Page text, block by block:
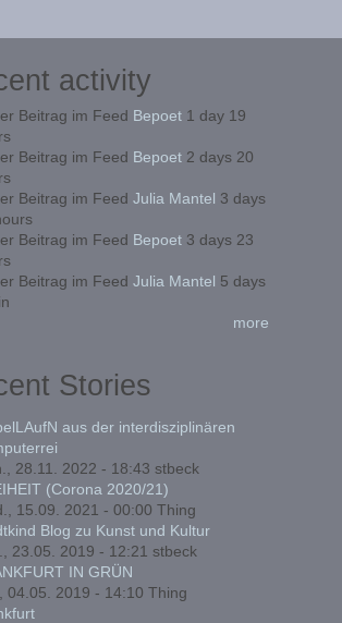
activity
Beitrag im Feed Bepoet1 day 19
Beitrag im Feed Bepoet2 days 20
Beitrag im Feed Julia Mantel 3 days
Beitrag im Feed Bepoet3 days 23
Beitrag im Feed Julia Mantel 5 days
more
Stories
aus der interdisziplinären
28.11. 2022 - 18:43 stbeck
(Corona 2020/21)
15.09. 2021 - 00:00 Thing
Blog zu Kunst und Kultur
23.05. 2019 - 12:21 stbeck
IN GRÜN
04.05. 2019 - 14:10 Thing